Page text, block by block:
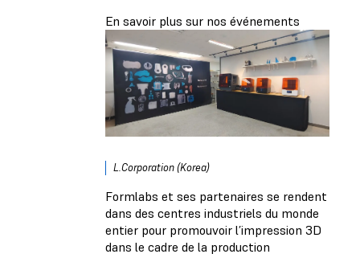
En savoir plus sur nos événements
L.Corporation (Korea)
Formlabs et ses partenaires se rendent
dans des centres industriels du monde
entier pour promouvoir l’impression 3D
dans le cadre de la production